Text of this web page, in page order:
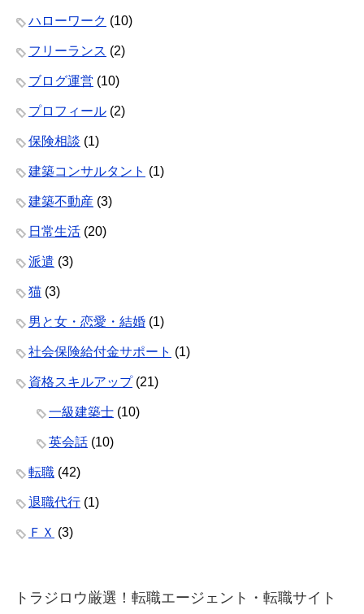
ハローワーク (10)
フリーランス (2)
ブログ運営 (10)
プロフィール (2)
保険相談 (1)
建築コンサルタント (1)
建築不動産 (3)
日常生活 (20)
派遣 (3)
猫 (3)
男と女・恋愛・結婚 (1)
社会保険給付金サポート (1)
資格スキルアップ(21)
一級建築士 (10)
英会話 (10)
転職 (42)
退職代行 (1)
ＦＸ (3)
トラジロウ厳選！転職エージェント・転職サイト